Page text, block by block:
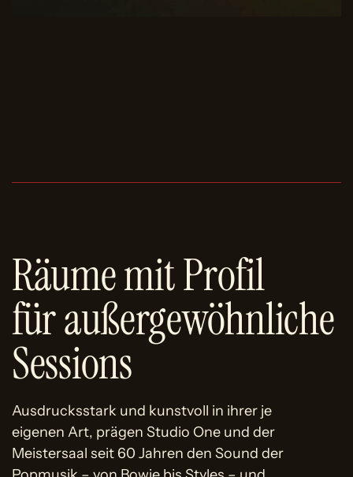
Räume mit Profil
für außergewöhnliche
Sessions
Ausdrucksstark und kunstvoll in ihrer je
eigenen Art, prägen Studio One und der
Meistersaal seit 60 Jahren den Sound der